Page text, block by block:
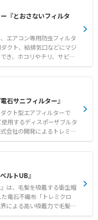
メーカー国内工場にて10m
製作が可能で、短納期で
供します。 【特徴】
微小な虫やホコリの確実な
る簡単な取り付けと窓開閉
国内工場での10mm単位の
●網戸
る手軽で確実なフードディ
『とおさないフィルタ
エアコン等用防虫フィルタ
クト、給排気口などにマジ
き、ホコリやチリ、サビの
に防ぎます。 通気性の高い
に負荷をかけず、燃焼時に
オーダーメイド製作にも対
り微小な異物に対応する目
できます。 【特徴】
飛散および微小昆虫の侵入
る簡単設置とスムーズなフ
かけない高い通気性と燃焼
コンへの防虫対策 ●サビの
ラーなどの衛生環境改善
石サニフィルター』
クト型エアフィルターで
用するディスポーザブルタ
会社の開発によるトレミク
とマイナスに分極させた不
の浮遊粒子やカビ、ホコリ
現し、作業者の体感温度低
。 汚れたら新品に交換する
生的かつ経済的にクリーン
優れた吸着性能 ●微風吹出
食材の表面乾燥防止 ●汚れ
ルトUB』
は、毛髪を吸着する衛生帽
電石不織布「トレミクロ
による高い吸着力で毛髪や
ッチし、落下や混入リスク